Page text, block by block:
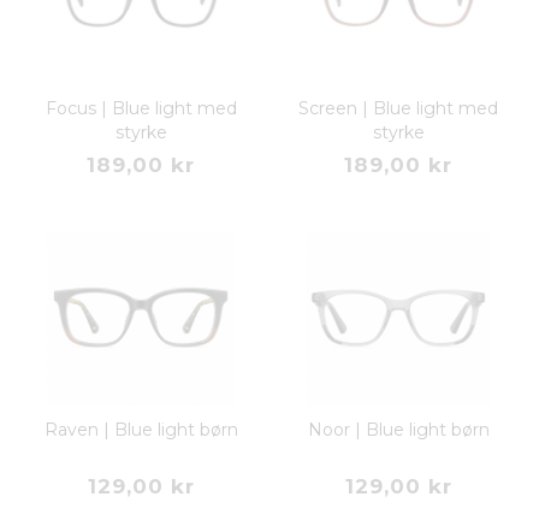
Focus | Blue light med
styrke
189,00 kr
Screen | Blue light med
styrke
189,00 kr
Raven | Blue light børn
129,00 kr
Noor | Blue light børn
129,00 kr